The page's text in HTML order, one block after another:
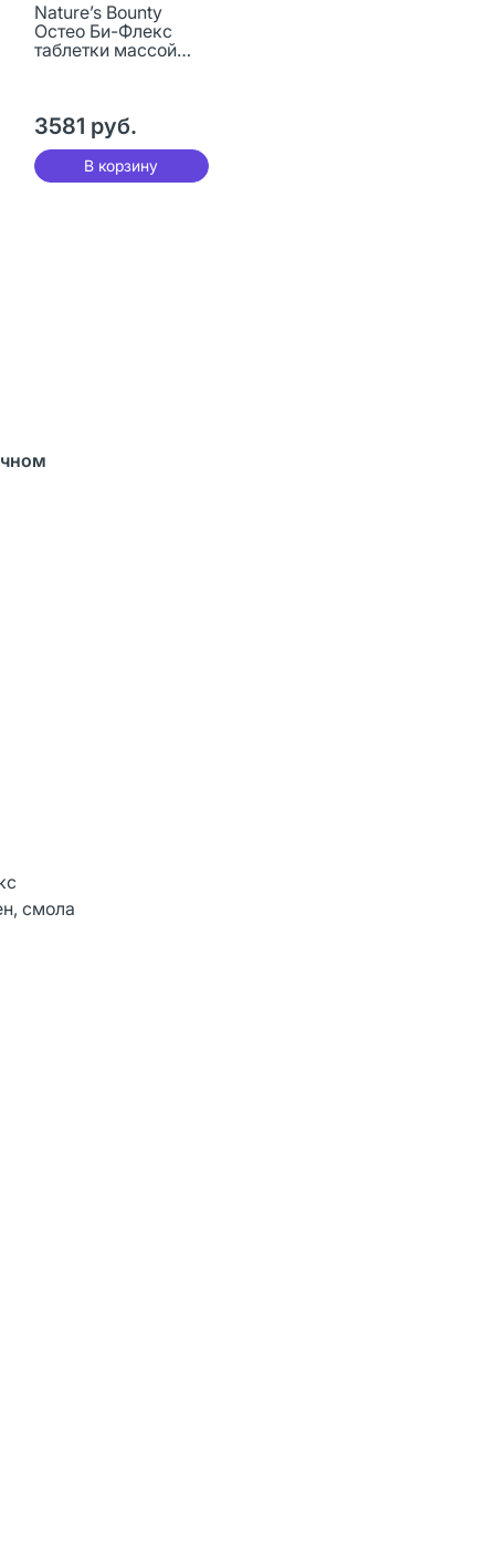
Nature’s Bounty
Остео Би-Флекс
таблетки массой
3581 руб.
В корзину
смола